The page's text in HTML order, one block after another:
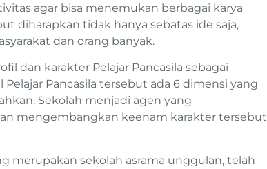
agar bisa menemukan berbagai karya
diharapkan tidak hanya sebatas ide saja,
dan orang banyak.
dan karakter Pelajar Pancasila sebagai
Pancasila tersebut ada 6 dimensi yang
Sekolah menjadi agen yang
mengembangkan keenam karakter tersebut
merupakan sekolah asrama unggulan, telah